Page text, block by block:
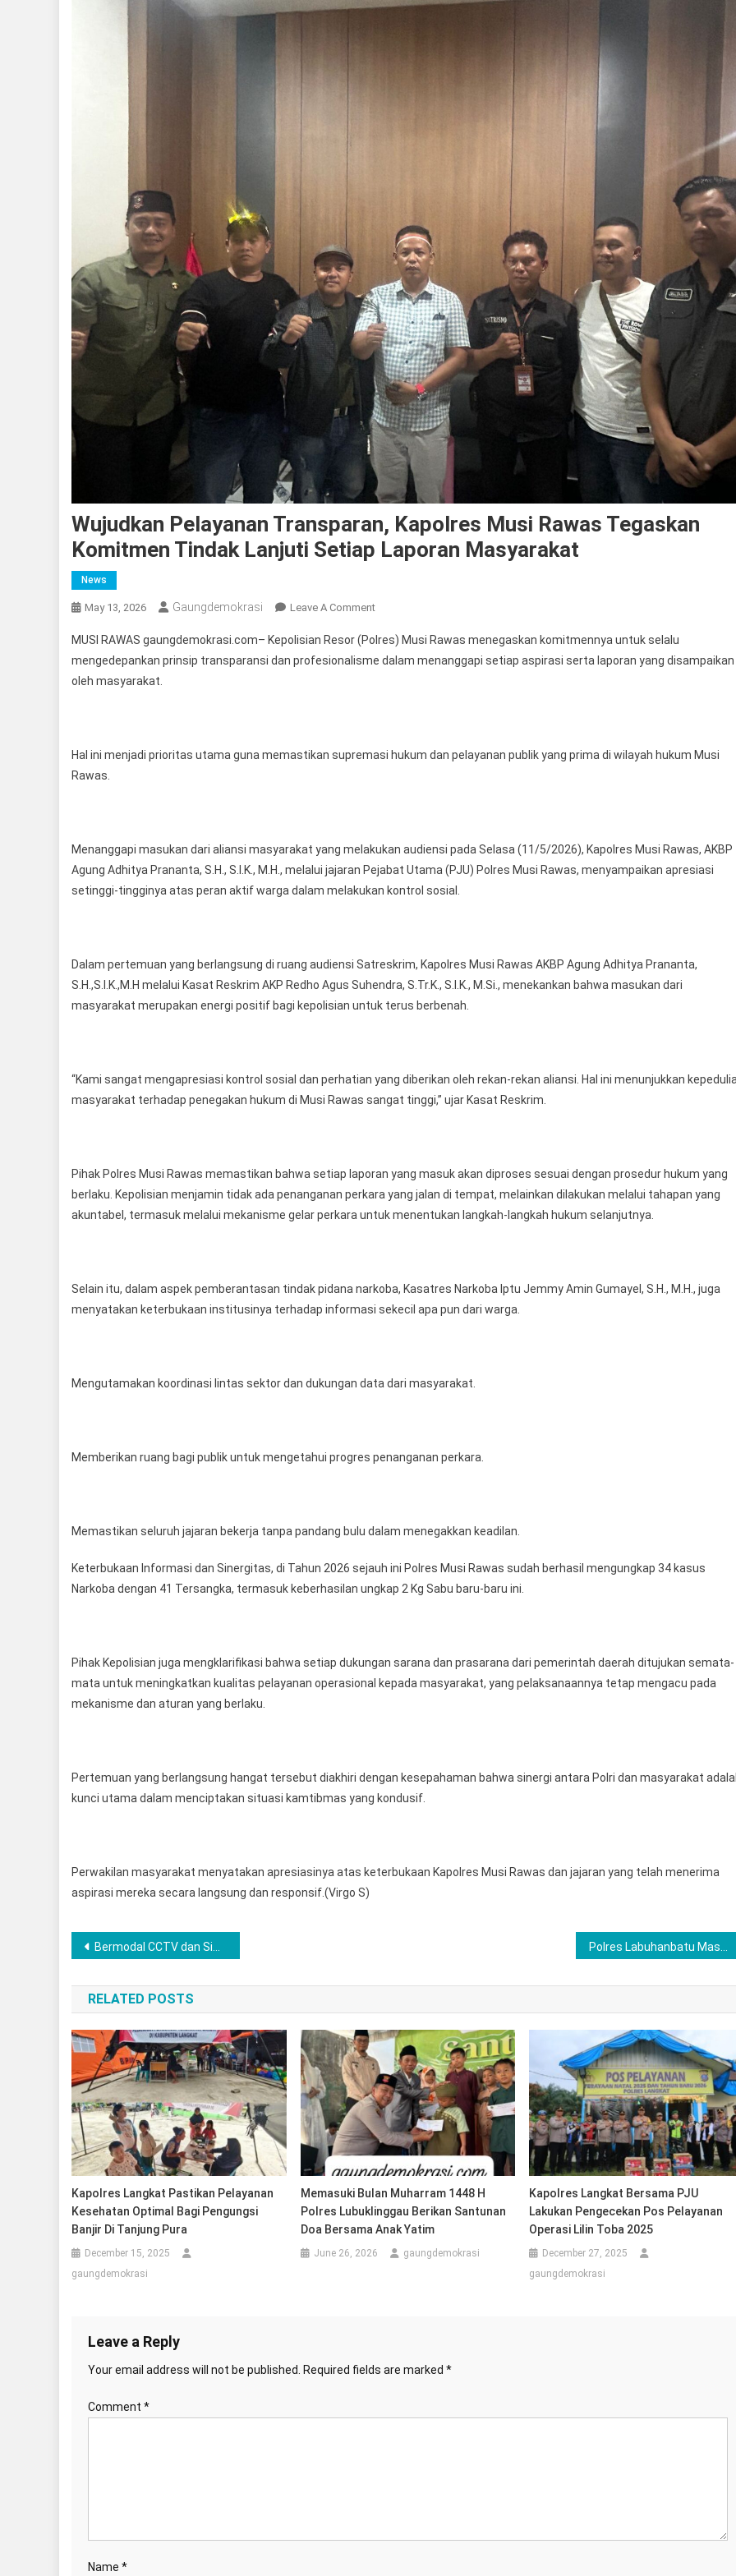
Wujudkan Pelayanan Transparan, Kapolres Musi Rawas Tegaskan
Komitmen Tindak Lanjuti Setiap Laporan Masyarakat
News
May 13, 2026 Gaungdemokrasi Leave A CommentOn
Pelayanan
Transparan,
Komitmen
Masyarakat
MUSI RAWAS gaungdemokrasi.com– Kepolisian Resor (Polres) Musi Rawas menegaskan komitmennya untuk selalu
mengedepankan prinsip transparansi dan profesionalisme dalam menanggapi setiap aspirasi serta laporan yang disampaikan
oleh masyarakat.
Hal ini menjadi prioritas utama guna memastikan supremasi hukum dan pelayanan publik yang prima di wilayah hukum Musi
Rawas.
Menanggapi masukan dari aliansi masyarakat yang melakukan audiensi pada Selasa (11/5/2026), Kapolres Musi Rawas, AKBP
Agung Adhitya Prananta, S.H., S.I.K., M.H., melalui jajaran Pejabat Utama (PJU) Polres Musi Rawas, menyampaikan apresiasi
setinggi-tingginya atas peran aktif warga dalam melakukan kontrol sosial.
Dalam pertemuan yang berlangsung di ruang audiensi Satreskrim, Kapolres Musi Rawas AKBP Agung Adhitya Prananta,
S.H.,S.I.K.,M.H melalui Kasat Reskrim AKP Redho Agus Suhendra, S.Tr.K., S.I.K., M.Si., menekankan bahwa masukan dari
masyarakat merupakan energi positif bagi kepolisian untuk terus berbenah.
“Kami sangat mengapresiasi kontrol sosial dan perhatian yang diberikan oleh rekan-rekan aliansi. Hal ini menunjukkan
masyarakat terhadap penegakan hukum di Musi Rawas sangat tinggi,” ujar Kasat Reskrim.
Pihak Polres Musi Rawas memastikan bahwa setiap laporan yang masuk akan diproses sesuai dengan prosedur hukum yang
berlaku. Kepolisian menjamin tidak ada penanganan perkara yang jalan di tempat, melainkan dilakukan melalui tahapan yang
akuntabel, termasuk melalui mekanisme gelar perkara untuk menentukan langkah-langkah hukum selanjutnya.
Selain itu, dalam aspek pemberantasan tindak pidana narkoba, Kasatres Narkoba Iptu Jemmy Amin Gumayel, S.H., M.H., juga
menyatakan keterbukaan institusinya terhadap informasi sekecil apa pun dari warga.
Mengutamakan koordinasi lintas sektor dan dukungan data dari masyarakat.
Memberikan ruang bagi publik untuk mengetahui progres penanganan perkara.
Memastikan seluruh jajaran bekerja tanpa pandang bulu dalam menegakkan keadilan.
Keterbukaan Informasi dan Sinergitas, di Tahun 2026 sejauh ini Polres Musi Rawas sudah berhasil mengungkap 34 kasus
Narkoba dengan 41 Tersangka, termasuk keberhasilan ungkap 2 Kg Sabu baru-baru ini.
Pihak Kepolisian juga mengklarifikasi bahwa setiap dukungan sarana dan prasarana dari pemerintah daerah ditujukan semata-
mata untuk meningkatkan kualitas pelayanan operasional kepada masyarakat, yang pelaksanaannya tetap mengacu pada
mekanisme dan aturan yang berlaku.
Pertemuan yang berlangsung hangat tersebut diakhiri dengan kesepahaman bahwa sinergi antara Polri dan masyarakat
kunci utama dalam menciptakan situasi kamtibmas yang kondusif.
Perwakilan masyarakat menyatakan apresiasinya atas keterbukaan Kapolres Musi Rawas dan jajaran yang telah menerima
aspirasi mereka secara langsung dan responsif.(Virgo S)
Post
navigation
Bermodal CCTV dan Sinergi Warga, Polsek Bahorok Ungkap Pencurian Sepeda Motor Kurang dari 3 Jam
RELATED POSTS
Kapolres Langkat Pastikan Pelayanan
Kesehatan Optimal Bagi Pengungsi
Banjir Di Tanjung Pura
December 15, 2025
gaungdemokrasi
Memasuki Bulan Muharram 1448 H
Polres Lubuklinggau Berikan Santunan
Doa Bersama Anak Yatim
June 26, 2026 gaungdemokrasi
Kapolres Langkat Bersama PJU
Lakukan Pengecekan Pos Pelayanan
Operasi Lilin Toba 2025
December 27, 2025
gaungdemokrasi
Leave a Reply
Your email address will not be published. Required fields are marked *
Comment *
Name *